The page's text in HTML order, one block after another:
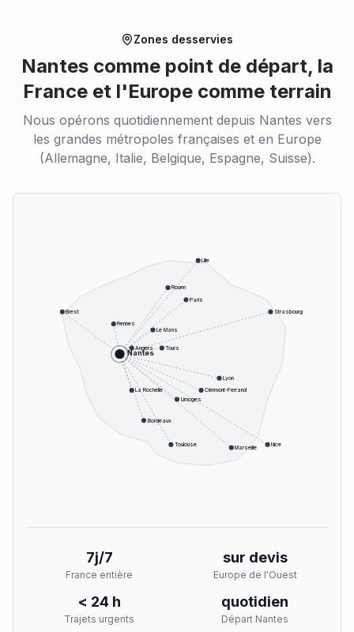
Zones desservies
Nantes comme point de départ, la
France et l'Europe comme terrain
Nous opérons quotidiennement depuis Nantes vers
les grandes métropoles françaises et en Europe
(Allemagne, Italie, Belgique, Espagne, Suisse).
Nantes
Paris
Lyon
Marseille
Toulouse
Bordeaux
Nice
Strasbourg
Lille
Rennes
Angers
Le Mans
Tours
Limoges
Clermont-Ferrand
Rouen
Brest
La Rochelle
7j/7
France entière
sur devis
Europe de l'Ouest
< 24 h
Trajets urgents
quotidien
Départ Nantes